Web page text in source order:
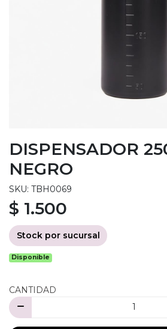
DISPENSADOR
NEGRO
SKU: TBH0069
$ 1.500
Stock por sucursal
Disponible
CANTIDAD